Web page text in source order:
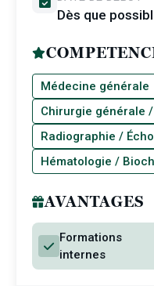
Dès que
Médecine générale
Chirurgie générale
Radiographie /
Hématologie /
AVANTAGES
Formations
internes